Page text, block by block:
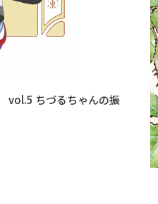
vol.5 ちづるちゃんの振